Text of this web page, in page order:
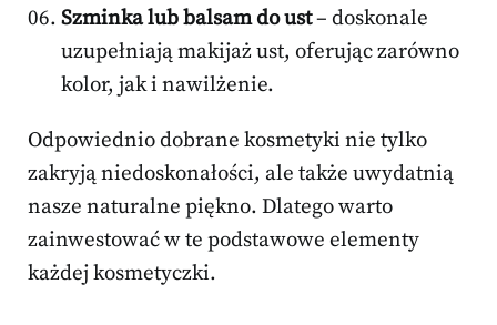
Szminka lub balsam do ust– doskonale
uzupełniają makijaż ust, oferując zarówno
kolor, jak i nawilżenie.
Odpowiednio dobrane kosmetyki nie tylko
zakryją niedoskonałości, ale także uwydatnią
nasze naturalne piękno. Dlatego warto
zainwestować w te podstawowe elementy
każdej kosmetyczki.